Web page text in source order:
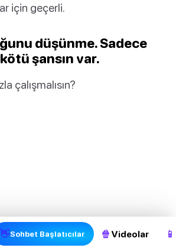
için geçerli.
düşünme. Sadece
şansın var.
çalışmalısın?
👋Sohbet Başlatıcılar 🍿 Videolar 📱